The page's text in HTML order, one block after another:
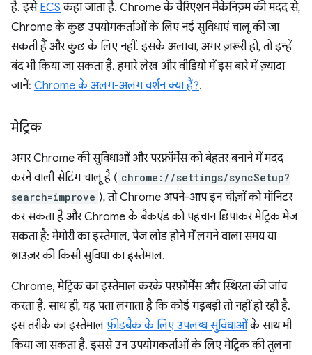
है. इसे ECS कहा जाता है. Chrome के वैरिएशन मैकेनिज़्म की मदद से,
Chrome के कुछ उपयोगकर्ताओं के लिए नई सुविधाएं चालू की जा
सकती हैं और कुछ के लिए नहीं. इसके अलावा, अगर ज़रूरी हो, तो इन्हें
बंद भी किया जा सकता है. हमारे लेख और वीडियो में इस बारे में ज़्यादा
जानें: Chrome के अलग-अलग वर्शन क्या हैं?.
मेट्रिक
अगर Chrome की सुविधाओं और परफ़ॉर्मेंस को बेहतर बनाने में मदद
करने वाली सेटिंग चालू है ( chrome://settings/syncSetup?
search=improve ), तो Chrome अपने-आप इन चीज़ों को मॉनिटर
कर सकता है और Chrome के बैकएंड को पहचान छिपाकर मेट्रिक भेज
सकता है: मेमोरी का इस्तेमाल, पेज लोड होने में लगने वाला समय या
ब्राउज़र की किसी सुविधा का इस्तेमाल.
Chrome, मेट्रिक का इस्तेमाल करके परफ़ॉर्मेंस और स्थिरता की जांच
करता है. साथ ही, यह पता लगाता है कि कोई गड़बड़ी तो नहीं हो रही है.
इस तरीके का इस्तेमाल फ़ीडबैक के लिए उपलब्ध सुविधाओंके साथ भी
किया जा सकता है. इससे उन उपयोगकर्ताओं के लिए मेट्रिक की तुलना